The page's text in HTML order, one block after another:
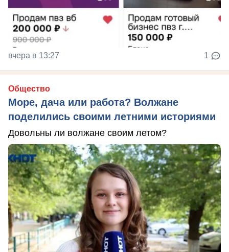
вчера в 13:27 1
Общество
Море, дача или работа? Волжане
поделились своими летними историями
Довольны ли волжане своим летом?